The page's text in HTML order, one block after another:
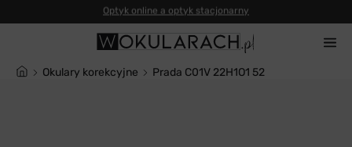
Okulary korekcyjne Prada C01V 22H1O1 52